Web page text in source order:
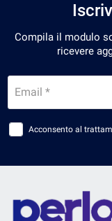
Compila il modulo
ricevere
Email *
Acconsento al